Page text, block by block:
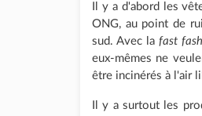
Il y a d'abord les
ONG, au point de
sud. Avec la fast
eux-mêmes ne
être incinérés à l'air
Il y a surtout les